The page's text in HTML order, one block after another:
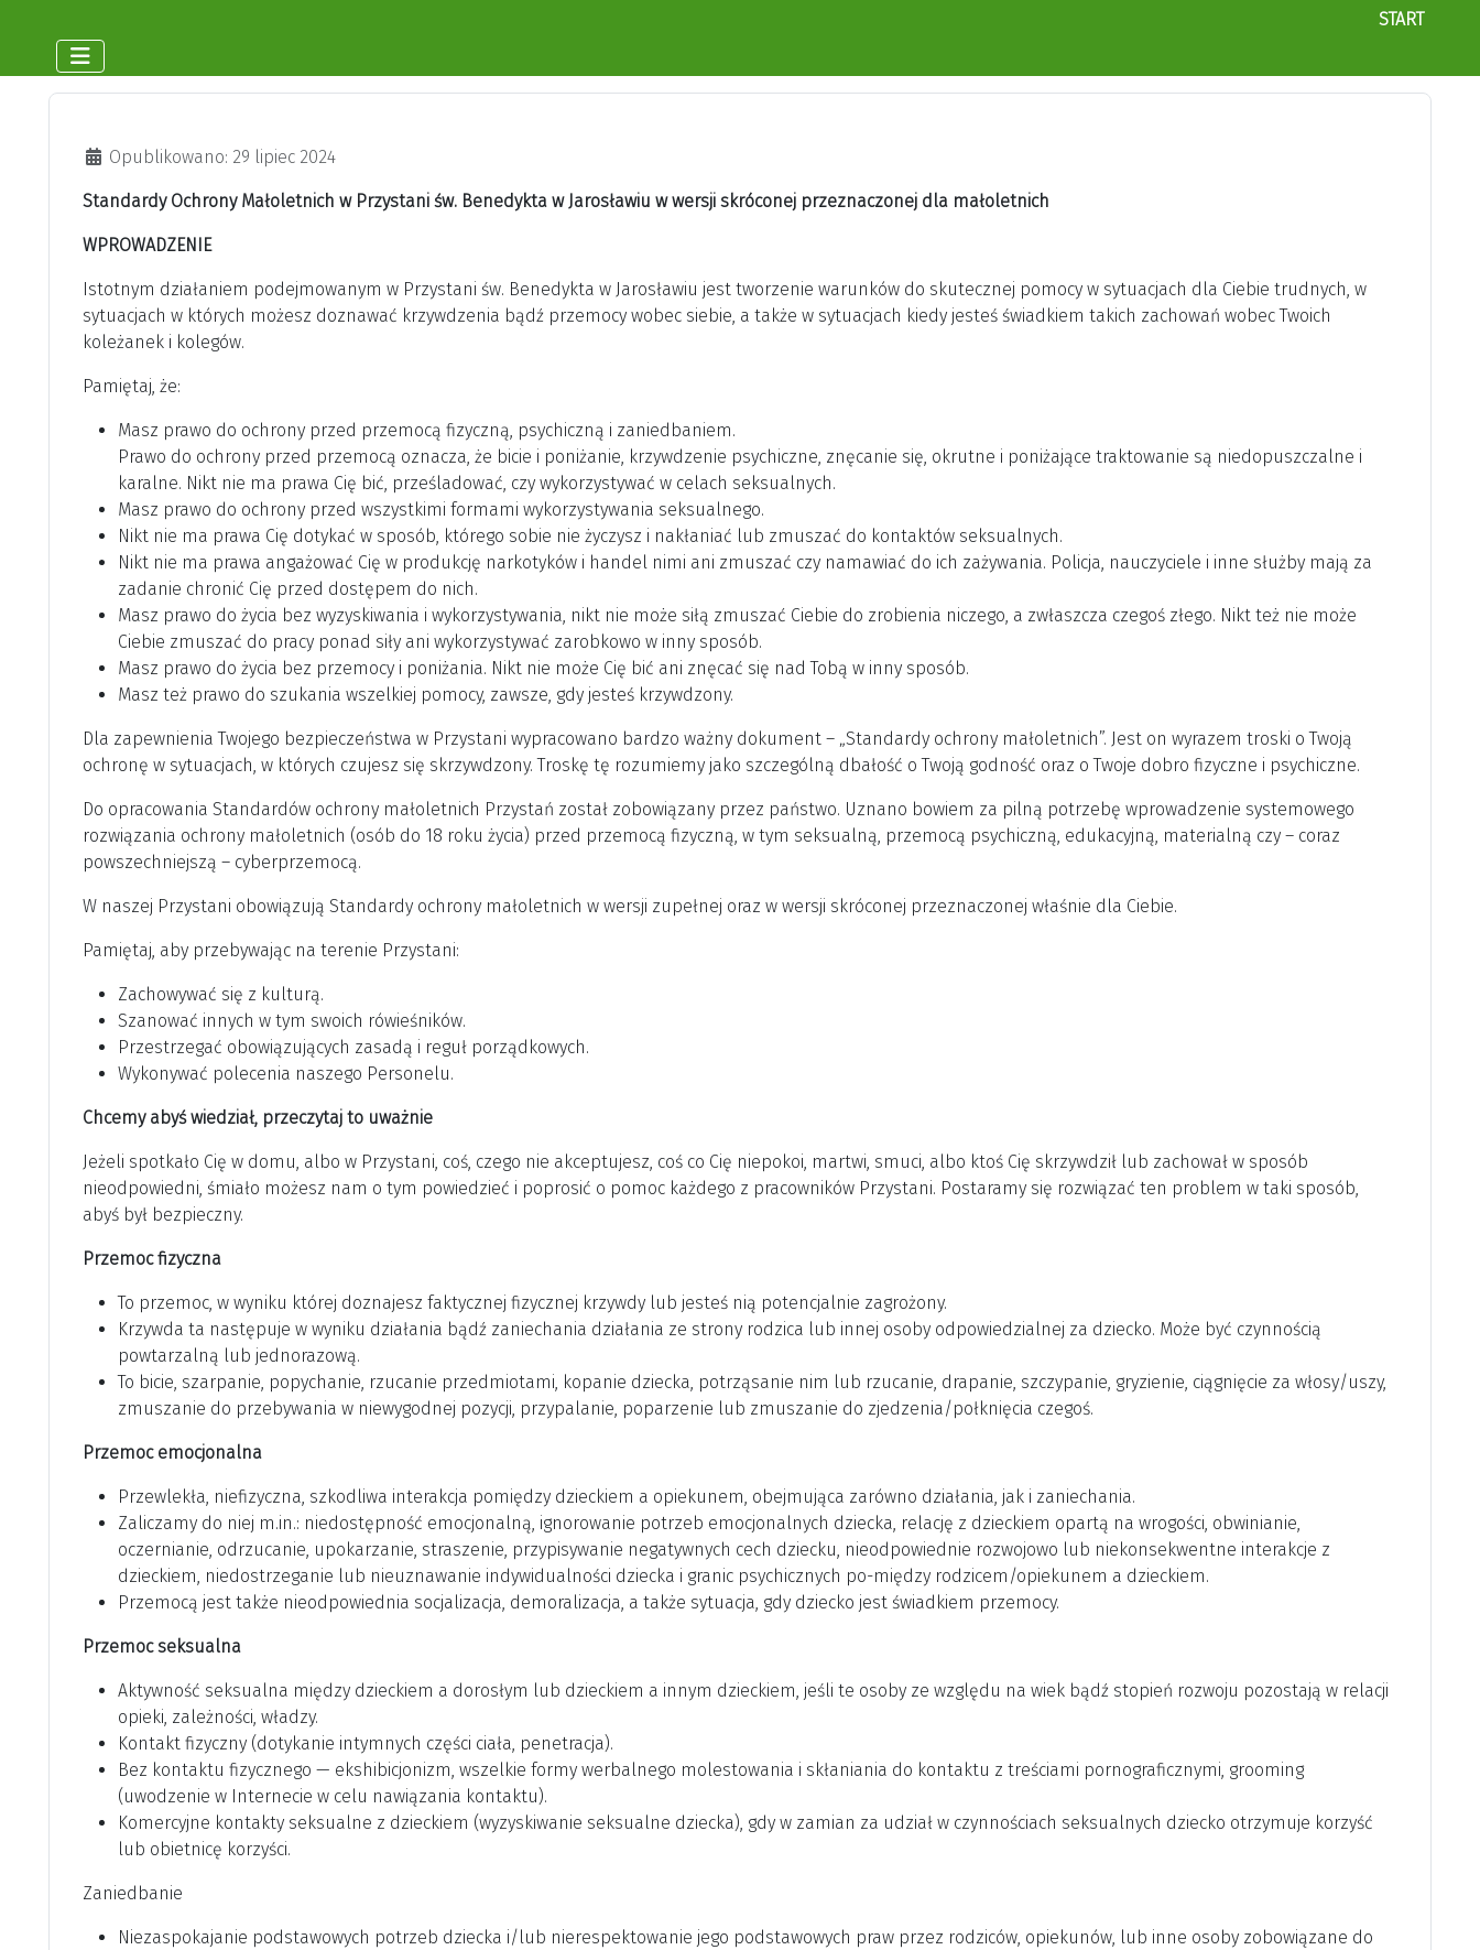
START
Szczegóły
Opublikowano: 29 lipiec 2024
Standardy Ochrony Małoletnich w Przystani św. Benedykta w Jarosławiu w wersji skróconej przeznaczonej dla małoletnich
WPROWADZENIE
Istotnym działaniem podejmowanym w Przystani św. Benedykta w Jarosławiu jest tworzenie warunków do skutecznej pomocy w sytuacjach dla Ciebie trudnych, w
sytuacjach w których możesz doznawać krzywdzenia bądź przemocy wobec siebie, a także w sytuacjach kiedy jesteś świadkiem takich zachowań wobec Twoich
koleżanek i kolegów.
Pamiętaj, że:
Masz prawo do ochrony przed przemocą fizyczną, psychiczną i zaniedbaniem.
Prawo do ochrony przed przemocą oznacza, że bicie i poniżanie, krzywdzenie psychiczne, znęcanie się, okrutne i poniżające traktowanie są niedopuszczalne i
karalne. Nikt nie ma prawa Cię bić, prześladować, czy wykorzystywać w celach seksualnych.
Masz prawo do ochrony przed wszystkimi formami wykorzystywania seksualnego.
Nikt nie ma prawa Cię dotykać w sposób, którego sobie nie życzysz i nakłaniać lub zmuszać do kontaktów seksualnych.
Nikt nie ma prawa angażować Cię w produkcję narkotyków i handel nimi ani zmuszać czy namawiać do ich zażywania. Policja, nauczyciele i inne służby mają za
zadanie chronić Cię przed dostępem do nich.
Masz prawo do życia bez wyzyskiwania i wykorzystywania, nikt nie może siłą zmuszać Ciebie do zrobienia niczego, a zwłaszcza czegoś złego. Nikt też nie może
Ciebie zmuszać do pracy ponad siły ani wykorzystywać zarobkowo w inny sposób.
Masz prawo do życia bez przemocy i poniżania. Nikt nie może Cię bić ani znęcać się nad Tobą w inny sposób.
Masz też prawo do szukania wszelkiej pomocy, zawsze, gdy jesteś krzywdzony.
Dla zapewnienia Twojego bezpieczeństwa w Przystani wypracowano bardzo ważny dokument – „Standardy ochrony małoletnich”. Jest on wyrazem troski o Twoją
ochronę w sytuacjach, w których czujesz się skrzywdzony. Troskę tę rozumiemy jako szczególną dbałość o Twoją godność oraz o Twoje dobro fizyczne i psychiczne.
Do opracowania Standardów ochrony małoletnich Przystań został zobowiązany przez państwo. Uznano bowiem za pilną potrzebę wprowadzenie systemowego
rozwiązania ochrony małoletnich (osób do 18 roku życia) przed przemocą fizyczną, w tym seksualną, przemocą psychiczną, edukacyjną, materialną czy – coraz
powszechniejszą – cyberprzemocą.
W naszej Przystani obowiązują Standardy ochrony małoletnich w wersji zupełnej oraz w wersji skróconej przeznaczonej właśnie dla Ciebie.
Pamiętaj, aby przebywając na terenie Przystani:
Zachowywać się z kulturą.
Szanować innych w tym swoich rówieśników.
Przestrzegać obowiązujących zasadą i reguł porządkowych.
Wykonywać polecenia naszego Personelu.
Chcemy abyś wiedział, przeczytaj to uważnie
Jeżeli spotkało Cię w domu, albo w Przystani, coś, czego nie akceptujesz, coś co Cię niepokoi, martwi, smuci, albo ktoś Cię skrzywdził lub zachował w sposób
nieodpowiedni, śmiało możesz nam o tym powiedzieć i poprosić o pomoc każdego z pracowników Przystani. Postaramy się rozwiązać ten problem w taki sposób,
abyś był bezpieczny.
Przemoc fizyczna
To przemoc, w wyniku której doznajesz faktycznej fizycznej krzywdy lub jesteś nią potencjalnie zagrożony.
Krzywda ta następuje w wyniku działania bądź zaniechania działania ze strony rodzica lub innej osoby odpowiedzialnej za dziecko. Może być czynnością
powtarzalną lub jednorazową.
To bicie, szarpanie, popychanie, rzucanie przedmiotami, kopanie dziecka, potrząsanie nim lub rzucanie, drapanie, szczypanie, gryzienie, ciągnięcie za włosy/uszy,
zmuszanie do przebywania w niewygodnej pozycji, przypalanie, poparzenie lub zmuszanie do zjedzenia/połknięcia czegoś.
Przemoc emocjonalna
Przewlekła, niefizyczna, szkodliwa interakcja pomiędzy dzieckiem a opiekunem, obejmująca zarówno działania, jak i zaniechania.
Zaliczamy do niej m.in.: niedostępność emocjonalną, ignorowanie potrzeb emocjonalnych dziecka, relację z dzieckiem opartą na wrogości, obwinianie,
oczernianie, odrzucanie, upokarzanie, straszenie, przypisywanie negatywnych cech dziecku, nieodpowiednie rozwojowo lub niekonsekwentne interakcje z
dzieckiem, niedostrzeganie lub nieuznawanie indywidualności dziecka i granic psychicznych po-między rodzicem/opiekunem a dzieckiem.
Przemocą jest także nieodpowiednia socjalizacja, demoralizacja, a także sytuacja, gdy dziecko jest świadkiem przemocy.
Przemoc seksualna
Aktywność seksualna między dzieckiem a dorosłym lub dzieckiem a innym dzieckiem, jeśli te osoby ze względu na wiek bądź stopień rozwoju pozostają w relacji
opieki, zależności, władzy.
Kontakt fizyczny (dotykanie intymnych części ciała, penetracja).
Bez kontaktu fizycznego — ekshibicjonizm, wszelkie formy werbalnego molestowania i skłaniania do kontaktu z treściami pornograficznymi, grooming
(uwodzenie w Internecie w celu nawiązania kontaktu).
Komercyjne kontakty seksualne z dzieckiem (wyzyskiwanie seksualne dziecka), gdy w zamian za udział w czynnościach seksualnych dziecko otrzymuje korzyść
lub obietnicę korzyści.
Zaniedbanie
Niezaspokajanie podstawowych potrzeb dziecka i/lub nierespektowanie jego podstawowych praw przez rodziców, opiekunów, lub inne osoby zobowiązane do